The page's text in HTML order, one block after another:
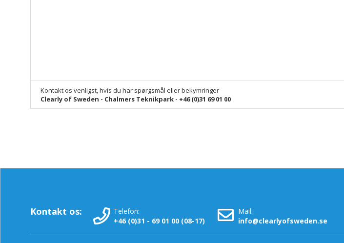
Kontakt os venligst, hvis du har spørgsmål eller bekymringer
Clearly of Sweden - Chalmers Teknikpark - +46 (0)31 69 01 00
Kontakt os:
Telefon:
+46 (0)31 - 69 01 00 (08-17)
Mail:
info@clearlyofsweden.se